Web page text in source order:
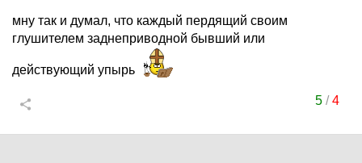
мну так и думал, что каждый пердящий своим
глушителем заднеприводной бывший или
действующий упырь
5/4